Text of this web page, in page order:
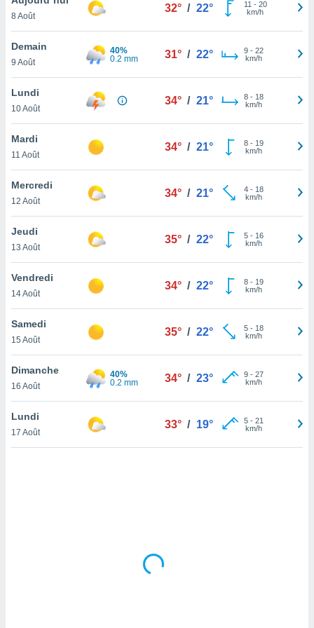
et
»,
au
vous
qu'ils
ou
le
ainsi
un
la
du
en
de
8 Août
32° / 22° 11 - 20
km/h
Demain
9 Août
40%
0.2 mm
31° / 22° 9- 22
km/h
Lundi
10 Août
34° / 21° 8- 18
km/h
Mardi
11 Août
34° / 21° 8- 19
km/h
Mercredi
12 Août
34° / 21° 4- 18
km/h
Jeudi
13 Août
35° / 22° 5- 16
km/h
Vendredi
14 Août
34° / 22° 8- 19
km/h
Samedi
15 Août
35° / 22° 5- 18
km/h
Dimanche
16 Août
40%
0.2 mm
34° / 23° 9- 27
km/h
Lundi
17 Août
33° / 19° 5- 21
km/h